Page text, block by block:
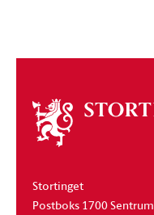
Om
stortinget
Stortinget
Postboks 1700 Sentrum